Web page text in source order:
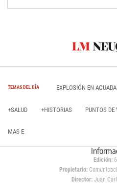
TEMAS DEL DÍA EXPLOSIÓN EN
+SALUD +HISTORIAS PUNTOS DE
MAS E
Edición:
Propietario:
Director: Juan